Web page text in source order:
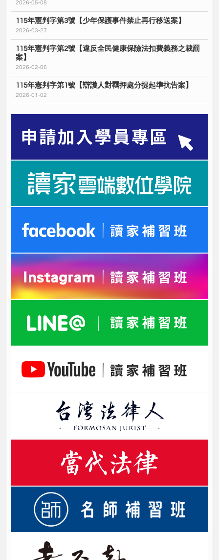
2026-05-08
115年憲判字第3號【少年保護事件禁止再行移送案】
2026-03-27
115年憲判字第2號【違反全民健康保險法扣費義務之裁罰
案】
2026-02-06
115年憲判字第1號【辯護人對羈押處分提起準抗告案】
2026-01-02